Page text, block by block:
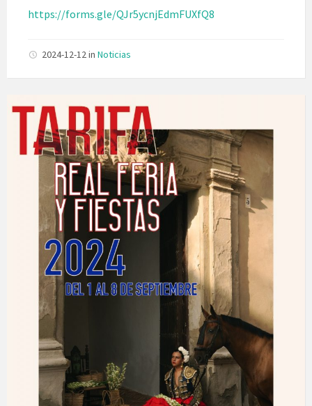
https://forms.gle/QJr5ycnjEdmFUXfQ8
2024-12-12in Noticias